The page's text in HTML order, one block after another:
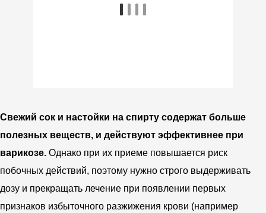
Свежий сок и настойки на спирту содержат больше
полезных веществ, и действуют эффективнее при
варикозе. Однако при их приеме повышается риск
побочных действий, поэтому нужно строго выдерживать
дозу и прекращать лечение при появлении первых
признаков избыточного разжижения крови (например